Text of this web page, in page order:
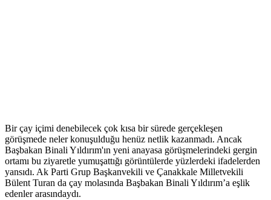
Bir çay içimi denebilecek çok kısa bir sürede gerçekleşen
görüşmede neler konuşulduğu henüz netlik kazanmadı. Ancak
Başbakan Binali Yıldırım'ın yeni anayasa görüşmelerindeki gergin
ortamı bu ziyaretle yumuşattığı görüntülerde yüzlerdeki ifadelerden
yansıdı. Ak Parti Grup Başkanvekili ve Çanakkale Milletvekili
Bülent Turan da çay molasında Başbakan Binali Yıldırım’a eşlik
edenler arasındaydı.